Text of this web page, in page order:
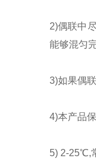
2)偶联中
能够混匀
3)如果偶
4)本产品
5) 2-25℃,